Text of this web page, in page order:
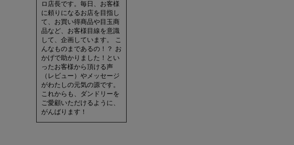
ロ店長です。毎日、お客様
に頼りになるお店を目指し
て、お買い得商品や目玉商
品など、お客様目線を意識
して、企画しています。 こ
んなものまであるの！？ お
かげで助かりました！とい
ったお客様から頂ける声
（レビュー）やメッセージ
がわたしの元気の源です。
これからも、ダンドリーを
ご愛顧いただけるように、
がんばります！